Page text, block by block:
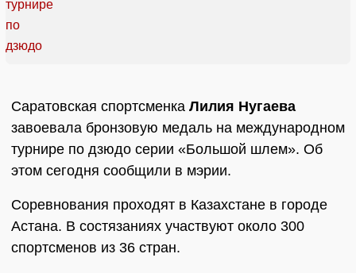
Саратовская спортсменка Лилия Нугаева
завоевала бронзовую медаль на международном
турнире по дзюдо серии «Большой шлем». Об
этом сегодня сообщили в мэрии.
Соревнования проходят в Казахстане в городе
Астана. В состязаниях участвуют около 300
спортсменов из 36 стран.